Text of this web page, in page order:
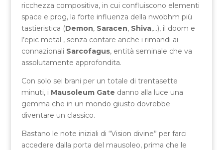
ricchezza compositiva, in cui confluiscono elementi
space e prog, la forte influenza della nwobhm più
tastieristica (Demon, Saracen, Shiva,…), il doom e
l’epic metal , senza contare anche i rimandi ai
connazionali Sarcofagus, entità seminale che va
assolutamente approfondita.
Con solo sei brani per un totale di trentasette
minuti, i Mausoleum Gate danno alla luce una
gemma che in un mondo giusto dovrebbe
diventare un classico.
Bastano le note iniziali di “Vision divine” per farci
accedere dalla porta del mausoleo, prima che le